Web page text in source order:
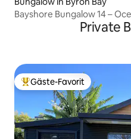
Bayshore Bungalow 14 –
Private
Beliebter Gäste-Favorit.
Gäste-Favorit